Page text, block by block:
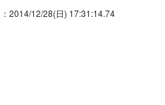
：2014/12/28(日) 17:31:14.74